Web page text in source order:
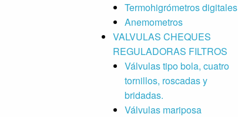
Termohigrómetros digitales
Anemometros
VALVULAS CHEQUES
REGULADORAS FILTROS
Válvulas tipo bola, cuatro
tornillos, roscadas y
bridadas.
Válvulas mariposa